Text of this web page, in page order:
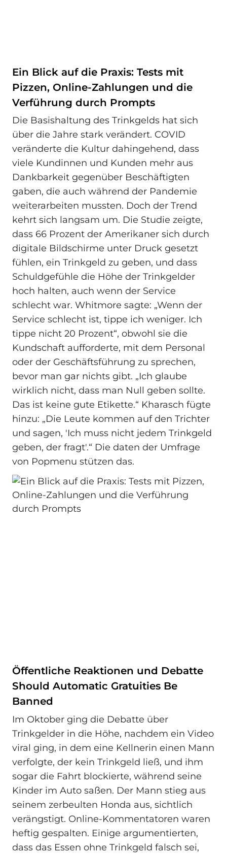
Ein Blick auf die Praxis: Tests mit
Pizzen, Online‑Zahlungen und die
Verführung durch Prompts
Die Basishaltung des Trinkgelds hat sich
über die Jahre stark verändert. COVID
veränderte die Kultur dahingehend, dass
viele Kundinnen und Kunden mehr aus
Dankbarkeit gegenüber Beschäftigten
gaben, die auch während der Pandemie
weiterarbeiten mussten. Doch der Trend
kehrt sich langsam um. Die Studie zeigte,
dass 66 Prozent der Amerikaner sich durch
digitale Bildschirme unter Druck gesetzt
fühlen, ein Trinkgeld zu geben, und dass
Schuldgefühle die Höhe der Trinkgelder
hoch halten, auch wenn der Service
schlecht war. Whitmore sagte: „Wenn der
Service schlecht ist, tippe ich weniger. Ich
tippe nicht 20 Prozent“, obwohl sie die
Kundschaft aufforderte, mit dem Personal
oder der Geschäftsführung zu sprechen,
bevor man gar nichts gibt. „Ich glaube
wirklich nicht, dass man Null geben sollte.
Das ist keine gute Etikette.“ Kharasch fügte
hinzu: „Die Leute kommen auf den Trichter
und sagen, 'Ich muss nicht jedem Trinkgeld
geben, der fragt'.“ Die daten der Umfrage
von Popmenu stützen das.
Öffentliche Reaktionen und Debatte
Should Automatic Gratuities Be
Banned
Im Oktober ging die Debatte über
Trinkgelder in die Höhe, nachdem ein Video
viral ging, in dem eine Kellnerin einen Mann
verfolgte, der kein Trinkgeld ließ, und ihm
sogar die Fahrt blockierte, während seine
Kinder im Auto saßen. Der Mann stieg aus
seinem zerbeulten Honda aus, sichtlich
verängstigt. Online-Kommentatoren waren
heftig gespalten. Einige argumentierten,
dass das Essen ohne Trinkgeld falsch sei,